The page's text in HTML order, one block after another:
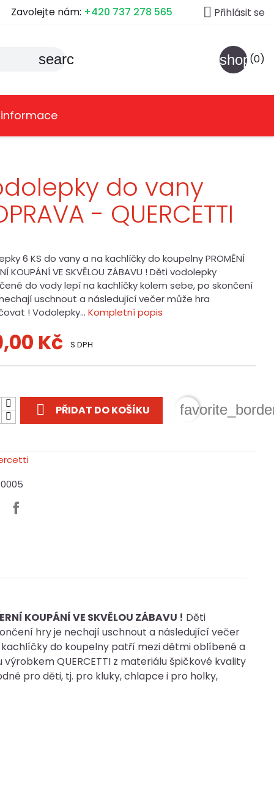
Zavolejte nám: +420 737 278 565  Přihlásit se
search (0)
do vany
- QUERCETTI
6 KS do vany a na kachlíčky do koupelny PROMĚNÍ
KOUPÁNÍ VE SKVĚLOU ZÁBAVU ! Děti vodolepky
do vody lepí na kachlíčky kolem sebe, po skončení
uschnout a následující večer může hra
! Vodolepky...Kompletní popis
Kč S DPH
 PŘIDAT DO KOŠÍKU
KOUPÁNÍ VE SKVĚLOU ZÁBAVU ! Děti
hry je nechají uschnout a následující večer
do koupelny patří mezi dětmi oblíbené a
QUERCETTI z materiálu špičkové kvality
pro děti, tj. pro kluky, chlapce i pro holky,